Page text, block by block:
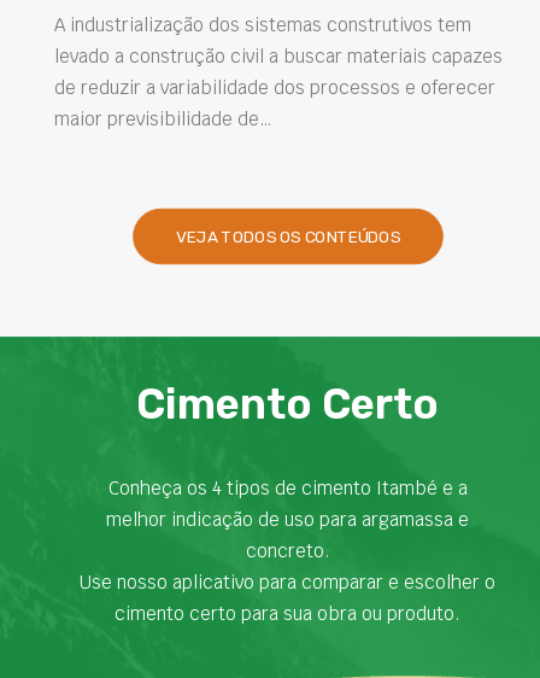
tem
materiais capazes
e oferecer
novos materiais para a construção
está o cimento com…
VEJA TODOS OS CONTEÚDOS
Cimento Certo
Conheça os 4 tipos de cimento Itambé e a
melhor indicação de uso para argamassa e
concreto.
Use nosso aplicativo para comparar e escolher o
cimento certo para sua obra ou produto.